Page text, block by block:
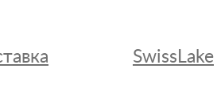
SwissLake